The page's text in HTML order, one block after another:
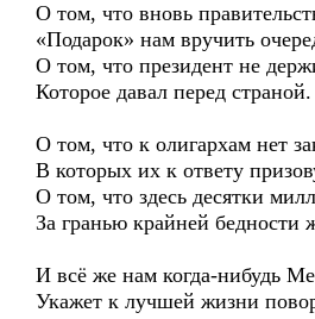
О том, что вновь
«Подарок» нам вручить
О том, что президент не
Которое давал перед страной.
О том, что к олигархам нет
В которых их к ответу
О том, что здесь десятки
За гранью крайней бедности
И всё же нам когда-нибудь
Укажет к лучшей жизни